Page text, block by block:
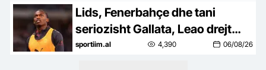
tmerrshme
Lids, Fenerbahçe dhe tani
seriozisht Gallata, Leao drejt
Stambollit
sportiim.al 4,390 06/08/26